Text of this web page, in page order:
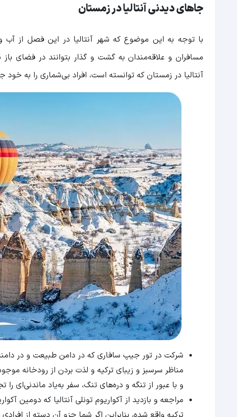
جاهای دیدنی آنتالیا در زمستان
با توجه به این موضوع که شهر آنتالیا در این فصل از
مسافران و علاقه‌مندان به گشت و گذار بتوانند‌ در فضای
آنتالیا در زمستان که توانسته است، افراد بی‌شماری را به خود
شرکت در تور جیپ سافاری که در دامن طبیعت و در
مناظر سرسبز و زیبای ترکیه و لذت بردن از رودخانه
و با عبور از تنگه و دره‌های تنگ، سفر به‌یاد ماندنی‌ای را
مراجعه و بازدید از آکواریوم تونلی آنتالیا که دومین